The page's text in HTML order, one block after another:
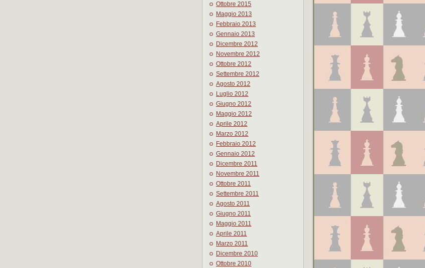
Ottobre 2015
Maggio 2013
Febbraio 2013
Gennaio 2013
Dicembre 2012
Novembre 2012
Ottobre 2012
Settembre 2012
Agosto 2012
Luglio 2012
Giugno 2012
Maggio 2012
Aprile 2012
Marzo 2012
Febbraio 2012
Gennaio 2012
Dicembre 2011
Novembre 2011
Ottobre 2011
Settembre 2011
Agosto 2011
Giugno 2011
Maggio 2011
Aprile 2011
Marzo 2011
Dicembre 2010
Ottobre 2010